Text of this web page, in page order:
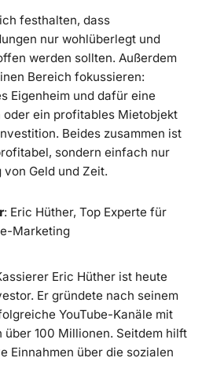
festhalten, dass
nur wohlüberlegt und
werden sollten. Außerdem
Bereich fokussieren:
Eigenheim und dafür eine
ein profitables Mietobjekt
Beides zusammen ist
sondern einfach nur
Geld und Zeit.
: Eric Hüther, Top Experte für
Marketing
Eric Hüther ist heute
Er gründete nach seinem
YouTube-Kanäle mit
100 Millionen. Seitdem hilft
Einnahmen über die sozialen